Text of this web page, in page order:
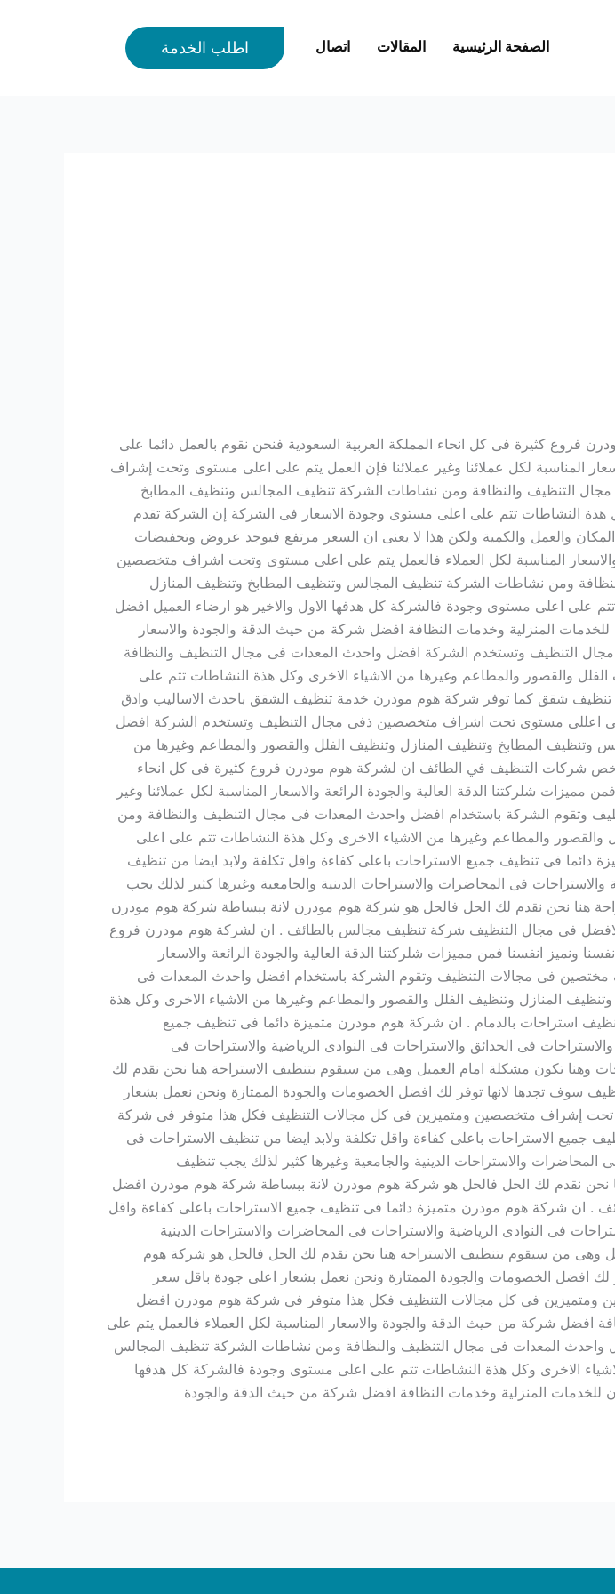
الصفحة الرئيسية المقالات اتصال اطلب الخدمة
كثيرة فى كل انحاء المملكة العربية السعودية فنحن نقوم بالعمل دائما على
المناسبة لكل عملائنا وغير عملائنا فإن العمل يتم على اعلى مستوى وتحت إشراف
التنظيف والنظافة ومن نشاطات الشركة تنظيف المجالس وتنظيف المطابخ
هذة النشاطات تتم على اعلى مستوى وجودة الاسعار فى الشركة إن الشركة تقدم
والعمل والكمية ولكن هذا لا يعنى ان السعر مرتفع فيوجد عروض وتخفيضات
المناسبة لكل العملاء فالعمل يتم على اعلى مستوى وتحت اشراف متخصصين
ومن نشاطات الشركة تنظيف المجالس وتنظيف المطابخ وتنظيف المنازل
على اعلى مستوى وجودة فالشركة كل هدفها الاول والاخير هو ارضاء العميل افضل
المنزلية وخدمات النظافة افضل شركة من حيث الدقة والجودة والاسعار
التنظيف وتستخدم الشركة افضل واحدث المعدات فى مجال التنظيف والنظافة
والقصور والمطاعم وغيرها من الاشياء الاخرى وكل هذة النشاطات تتم على
شقق كما توفر شركة هوم مودرن خدمة تنظيف الشقق باحدث الاساليب وادق
على اعللى مستوى تحت اشراف متخصصين ذفى مجال التنظيف وتستخدم الشركة افضل
المطابخ وتنظيف المنازل وتنظيف الفلل والقصور والمطاعم وغيرها من
شركات التنظيف في الطائف ان لشركة هوم مودرن فروع كثيرة فى كل انحاء
مميزات شلركتنا الدقة العالية والجودة الرائعة والاسعار المناسبة لكل عملائنا وغير
وتقوم الشركة باستخدام افضل واحدث المعدات فى مجال التنظيف والنظافة ومن
والمطاعم وغيرها من الاشياء الاخرى وكل هذة النشاطات تتم على اعلى
فى تنظيف جميع الاستراحات باعلى كفاءة واقل تكلفة ولابد ايضا من تنظيف
فى المحاضرات والاستراحات الدينية والجامعية وغيرها كثير لذلك يجب
هنا نحن نقدم لك الحل فالحل هو شركة هوم مودرن لانة ببساطة شركة هوم مودرن
فى مجال التنظيف شركة تنظيف مجالس بالطائف . ان لشركة هوم مودرن فروع
ونميز انفسنا فمن مميزات شلركتنا الدقة العالية والجودة الرائعة والاسعار
مختصين فى مجالات التنظيف وتقوم الشركة باستخدام افضل واحدث المعدات فى
المنازل وتنظيف الفلل والقصور والمطاعم وغيرها من الاشياء الاخرى وكل هذة
استراحات بالدمام . ان شركة هوم مودرن متميزة دائما فى تنظيف جميع
فى الحدائق والاستراحات فى النوادى الرياضية والاستراحات فى
وهنا تكون مشكلة امام العميل وهى من سيقوم بتنظيف الاستراحة هنا نحن نقدم لك
تجدها لانها توفر لك افضل الخصومات والجودة الممتازة ونحن نعمل بشعار
تحت إشراف متخصصين ومتميزين فى كل مجالات التنظيف فكل هذا متوفر فى شركة
جميع الاستراحات باعلى كفاءة واقل تكلفة ولابد ايضا من تنظيف الاستراحات فى
المحاضرات والاستراحات الدينية والجامعية وغيرها كثير لذلك يجب تنظيف
نحن نقدم لك الحل فالحل هو شركة هوم مودرن لانة ببساطة شركة هوم مودرن افضل
. ان شركة هوم مودرن متميزة دائما فى تنظيف جميع الاستراحات باعلى كفاءة واقل
فى النوادى الرياضية والاستراحات فى المحاضرات والاستراحات الدينية
وهى من سيقوم بتنظيف الاستراحة هنا نحن نقدم لك الحل فالحل هو شركة هوم
افضل الخصومات والجودة الممتازة ونحن نعمل بشعار اعلى جودة باقل سعر
ومتميزين فى كل مجالات التنظيف فكل هذا متوفر فى شركة هوم مودرن افضل
شركة من حيث الدقة والجودة والاسعار المناسبة لكل العملاء فالعمل يتم على
المعدات فى مجال التنظيف والنظافة ومن نشاطات الشركة تنظيف المجالس
الاخرى وكل هذة النشاطات تتم على اعلى مستوى وجودة فالشركة كل هدفها
للخدمات المنزلية وخدمات النظافة افضل شركة من حيث الدقة والجودة